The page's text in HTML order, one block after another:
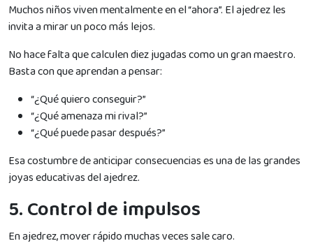
Muchos niños viven mentalmente en el “ahora”. El ajedrez les
invita a mirar un poco más lejos.
No hace falta que calculen diez jugadas como un gran maestro.
Basta con que aprendan a pensar:
“¿Qué quiero conseguir?”
“¿Qué amenaza mi rival?”
“¿Qué puede pasar después?”
Esa costumbre de anticipar consecuencias es una de las grandes
joyas educativas del ajedrez.
5. Control de impulsos
En ajedrez, mover rápido muchas veces sale caro.